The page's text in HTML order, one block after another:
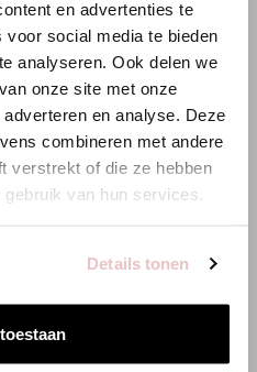
en advertenties te
social media te bieden
analyseren. Ook delen we
onze site met onze
en analyse. Deze
combineren met andere
verstrekt of die ze hebben
van hun services.
Details tonen
Nachhaltigkeitsvision
.
anderen Land aus
Seite wechseln